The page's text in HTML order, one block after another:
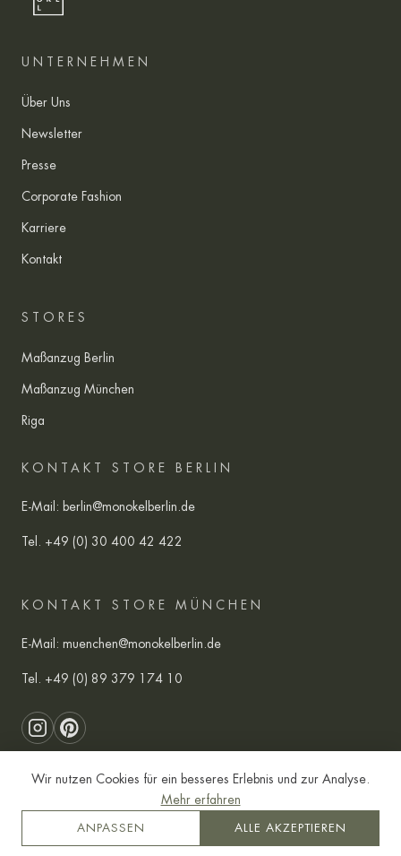
UNTERNEHMEN
Über Uns
Newsletter
Presse
Corporate Fashion
Karriere
Kontakt
STORES
Maßanzug Berlin
Maßanzug München
Riga
KONTAKT STORE BERLIN
E-Mail: berlin@monokelberlin.de
Tel. +49 (0) 30 400 42 422
KONTAKT STORE MÜNCHEN
E-Mail: muenchen@monokelberlin.de
Tel. +49 (0) 89 379 174 10
Impressum
Wir nutzen Cookies für ein besseres Erlebnis und zur Analyse.
Mehr erfahren
ANPASSEN ALLE AKZEPTIEREN